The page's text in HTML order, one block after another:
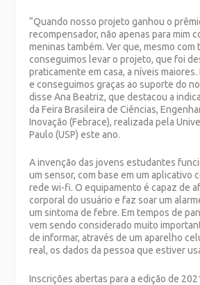
“Quando nosso projeto ganhou o
recompensador, não apenas para mim
meninas também. Ver que, mesmo
conseguimos levar o projeto, que foi
praticamente em casa, a níveis
e conseguimos graças ao suporte do
disse Ana Beatriz, que destacou a
da Feira Brasileira de Ciências,
Inovação (Febrace), realizada pela
Paulo (USP) este ano.
A invenção das jovens estudantes
um sensor, com base em um aplicativo
rede wi-fi. O equipamento é capaz de
corporal do usuário e faz soar um
um sintoma de febre. Em tempos de
vem sendo considerado muito
de informar, através de um aparelho
real, os dados da pessoa que estiver
Inscrições abertas para a edição de